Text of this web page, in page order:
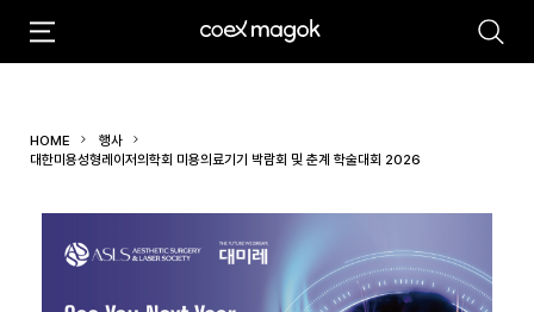
HOME
행사
대한미용성형레이저의학회 미용의료기기 박람회 및 춘계 학술대회 2026